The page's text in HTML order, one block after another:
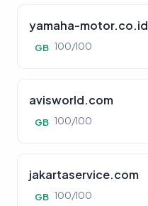
yamaha-motor.co.id
GB 100/100
avisworld.com
GB 100/100
jakartaservice.com
GB 100/100